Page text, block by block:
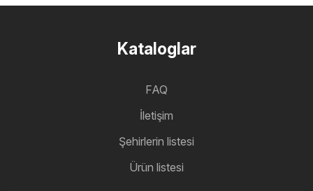
Kataloglar
FAQ
İletişim
Şehirlerin listesi
Ürün listesi